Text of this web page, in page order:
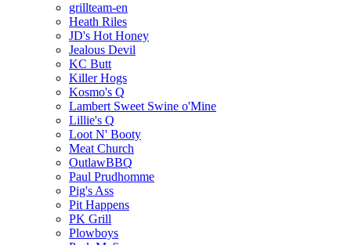
grillteam-en
Heath Riles
JD's Hot Honey
Jealous Devil
KC Butt
Killer Hogs
Kosmo's Q
Lambert Sweet Swine o'Mine
Lillie's Q
Loot N' Booty
Meat Church
OutlawBBQ
Paul Prudhomme
Pig's Ass
Pit Happens
PK Grill
Plowboys